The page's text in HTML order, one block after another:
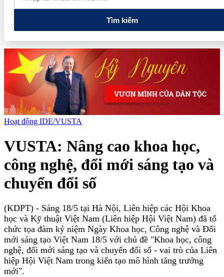
đồng
PVcomBank tăng trưởng lợi nhuận tích cực, củng cố nền
Tìm kiếm
Hoạt động IDE/VUSTA
VUSTA: Nâng cao khoa học,
công nghệ, đổi mới sáng tạo và
chuyển đổi số
(KDPT) - Sáng 18/5 tại Hà Nội, Liên hiệp các Hội Khoa
học và Kỹ thuật Việt Nam (Liên hiệp Hội Việt Nam) đã tổ
chức tọa đàm kỷ niệm Ngày Khoa học, Công nghệ và Đổi
mới sáng tạo Việt Nam 18/5 với chủ đề "Khoa học, công
nghệ, đổi mới sáng tạo và chuyển đổi số - vai trò của Liên
hiệp Hội Việt Nam trong kiến tạo mô hình tăng trưởng
mới".